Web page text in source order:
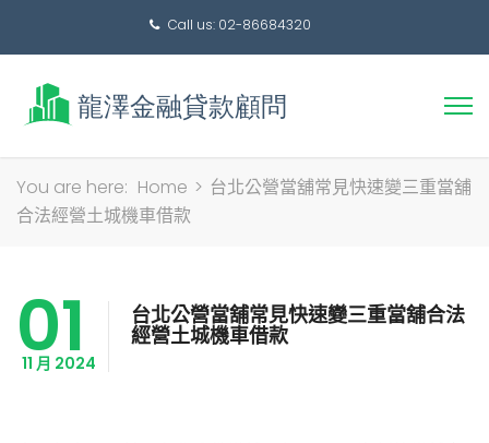
Call us: 02-86684320
搜
You are here: Home > 台北公營當舖常見快速變三重當舖
合法經營土城機車借款
01
11 月 2024
台北公營當舖常見快速變三重當舖合法
經營土城機車借款